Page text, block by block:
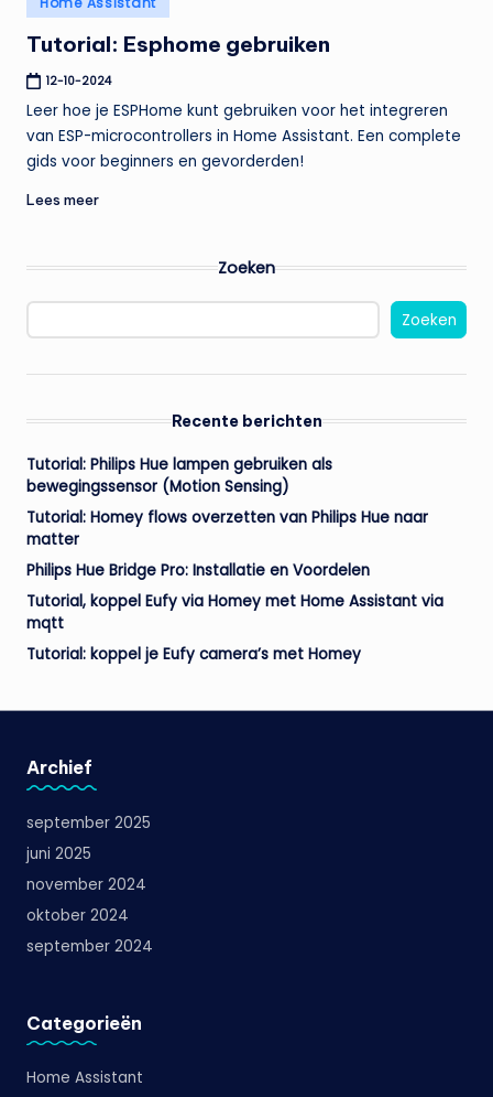
t
e
n
t
in
Tutorial: Esphome gebruiken
12-10-2024
Leer hoe je ESPHome kunt gebruiken voor het integreren
van ESP-microcontrollers in Home Assistant. Een complete
gids voor beginners en gevorderden!
Lees meer
Zoeken
Zoeken
Recente berichten
Tutorial: Philips Hue lampen gebruiken als
bewegingssensor (Motion Sensing)
Tutorial: Homey flows overzetten van Philips Hue naar
matter
Philips Hue Bridge Pro: Installatie en Voordelen
Tutorial, koppel Eufy via Homey met Home Assistant via
mqtt
Tutorial: koppel je Eufy camera’s met Homey
Archief
september 2025
juni 2025
november 2024
oktober 2024
september 2024
Categorieën
Home Assistant